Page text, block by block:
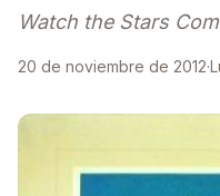
Watch the Stars
20 de noviembre de 2012·